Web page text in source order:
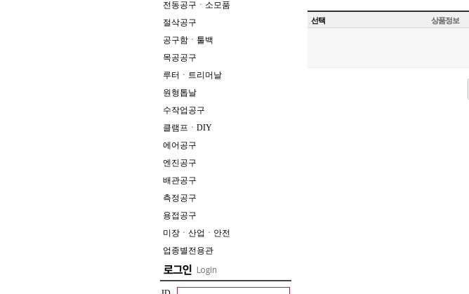
전동공구ㆍ소모품
절삭공구
공구함ㆍ툴백
목공공구
루터ㆍ트리머날
원형톱날
수작업공구
클램프ㆍDIY
에어공구
엔진공구
배관공구
측정공구
용접공구
미장ㆍ산업ㆍ안전
업종별전용관
선택 상품정보